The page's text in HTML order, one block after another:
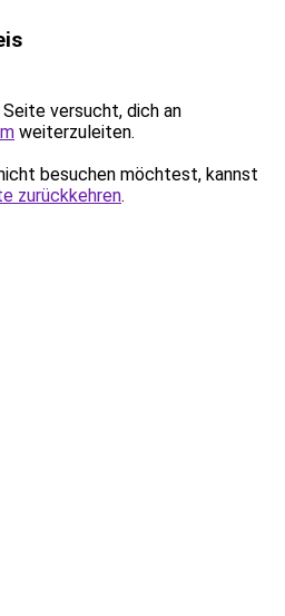
versucht, dich an
weiterzuleiten.
besuchen möchtest, kannst
zurückkehren.